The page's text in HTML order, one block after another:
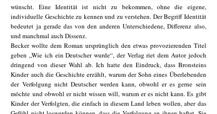
wünscht. Eine Identität ist nicht zu bekommen, ohne die eigene,
individuelle Geschichte zu kennen und zu verstehen. Der Begriff Identität
bedeutet ja gerade das von den anderen Unterschiedene, Differenz also,
und manchmal auch Dissenz.
Becker wollte dem Roman ursprünglich den etwas provozierenden Titel
geben „Wie ich ein Deutscher wurde“, der Verlag riet dem Autor jedoch
dringend von dieser Wahl ab. Ich hatte den Eindruck, dass Bronsteins
Kinder auch die Geschichte erzählt, warum der Sohn eines Überlebenden
der Verfolgung nicht Deutscher werden kann, obwohl er es gerne sein
möchte und obwohl er nicht wissen will, warum er es nicht kann. Es gibt
Kinder der Verfolgten, die einfach in diesem Land leben wollen, aber das